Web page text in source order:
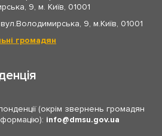
9, м. Київ, 01001
9, м.Київ, 01001
громадян
(окрім звернень громадян
info dmsu.gov.ua